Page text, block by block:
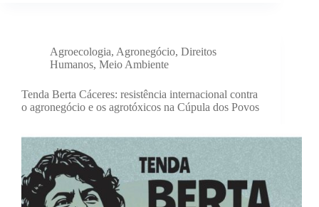
Agroecologia, Agronegócio, Direitos
Humanos, Meio Ambiente
Tenda Berta Cáceres: resistência internacional contra
o agronegócio e os agrotóxicos na Cúpula dos Povos